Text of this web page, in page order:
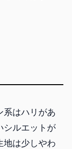
系はハリがあ
シルエットが
地は少しやわ